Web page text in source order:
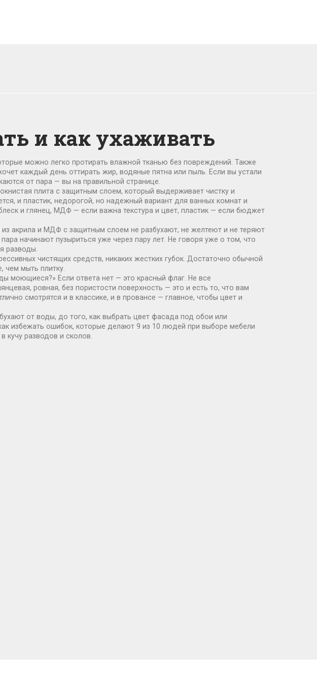
и как ухаживать
можно легко протирать влажной тканью без повреждений . Также
каждый день оттирать жир, водяные пятна или пыль.
Если вы устали
от пара — вы на правильной странице.
плита с защитным слоем, который выдерживает чистку и
, и пластик, недорогой, но надежный вариант для ванных комнат и
и глянец, МДФ — если важна текстура и цвет, пластик — если бюджет
акрила и МДФ с защитным слоем не разбухают, не желтеют и не теряют
начинают пузыриться уже через пару лет. Не говоря уже о том, что
разводы.
чистящих средств, никаких жестких губок. Достаточно обычной
чем мыть плитку.
моющиеся?» Если ответа нет — это красный флаг. Не все
ровная, без пористости поверхность — это и есть то, что вам
смотрятся и в классике, и в провансе — главное, чтобы цвет и
от воды, до того, как выбрать цвет фасада под обои или
избежать ошибок, которые делают 9 из 10 людей при выборе мебели
кучу разводов и сколов.